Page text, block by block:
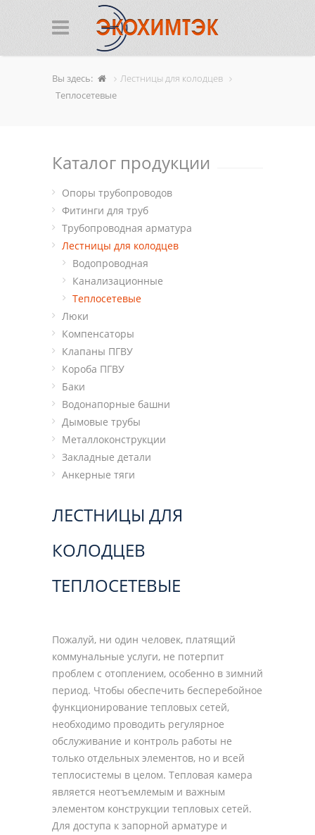
Вы здесь:
Лестницы для колодцев
Теплосетевые
Каталог продукции
Опоры трубопроводов
Фитинги для труб
Трубопроводная арматура
Лестницы для колодцев
Водопроводная
Канализационные
Теплосетевые
Люки
Компенсаторы
Клапаны ПГВУ
Короба ПГВУ
Баки
Водонапорные башни
Дымовые трубы
Металлоконструкции
Закладные детали
Анкерные тяги
ЛЕСТНИЦЫ ДЛЯ
КОЛОДЦЕВ
ТЕПЛОСЕТЕВЫЕ
Пожалуй, ни один человек, платящий
коммунальные услуги, не потерпит
проблем с отоплением, особенно в зимний
период. Чтобы обеспечить бесперебойное
функционирование тепловых сетей,
необходимо проводить регулярное
обслуживание и контроль работы не
только отдельных элементов, но и всей
теплосистемы в целом. Тепловая камера
является неотъемлемым и важным
элементом конструкции тепловых сетей.
Для доступа к запорной арматуре и